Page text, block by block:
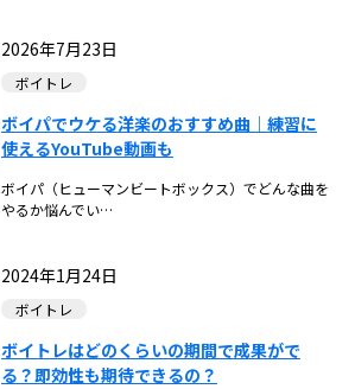
2026年7月23日
ボイトレ
ボイパでウケる洋楽のおすすめ曲｜練習に
使えるYouTube動画も
ボイパ（ヒューマンビートボックス）でどんな曲を
やるか悩んでい…
2024年1月24日
ボイトレ
ボイトレはどのくらいの期間で成果がで
る？即効性も期待できるの？